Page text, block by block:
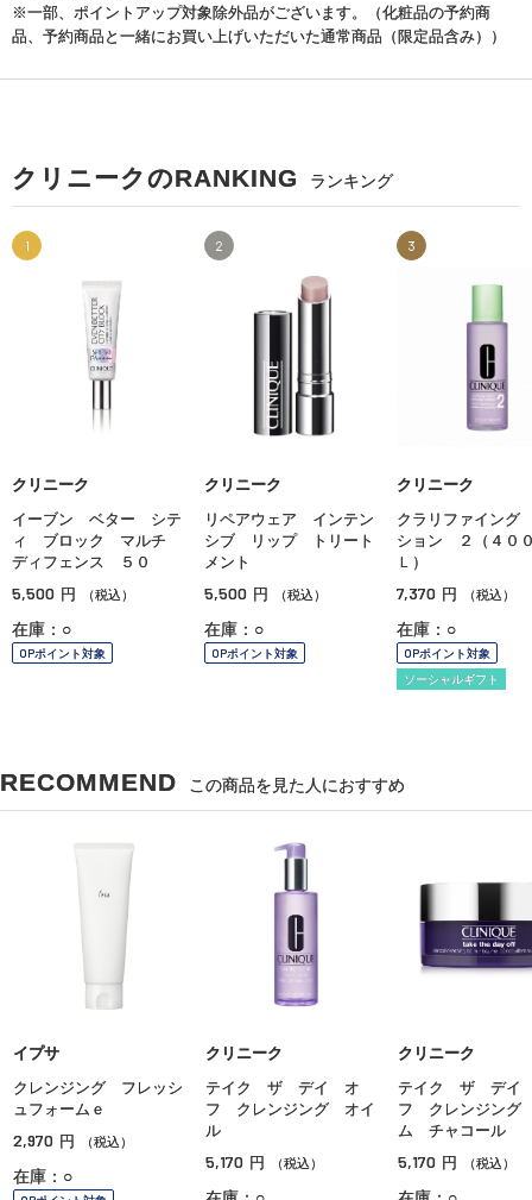
※一部、ポイントアップ対象除外品がございます。（化粧品の予約商
品、予約商品と一緒にお買い上げいただいた通常商品（限定品含み））
クリニークのRANKING ランキング
1
クリニーク
イーブン ベター シテ
ィ ブロック マルチ
ディフェンス ５０
5,500 円 （税込）
在庫：○
OPポイント対象
2
クリニーク
リペアウェア インテン
シブ リップ トリート
メント
5,500 円 （税込）
在庫：○
OPポイント対象
3
クリニーク
クラリファイン
ション ２（４０
Ｌ）
7,370 円 （税込）
在庫：○
OPポイント対象
ソーシャルギフト
RECOMMEND この商品を見た人におすすめ
イプサ
クレンジング フレッシ
ュフォームｅ
2,970 円 （税込）
在庫：○
クリニーク
テイク ザ デイ オ
フ クレンジング オイ
ル
5,170 円 （税込）
クリニーク
テイク ザ デイ
フ クレンジング
ム チャコール
5,170 円 （税込）